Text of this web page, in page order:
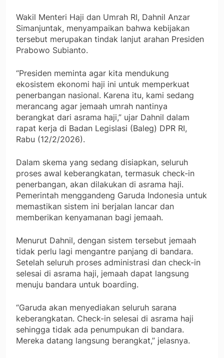
Wakil Menteri Haji dan Umrah RI, Dahnil Anzar
Simanjuntak, menyampaikan bahwa kebijakan
tersebut merupakan tindak lanjut arahan Presiden
Prabowo Subianto.
“Presiden meminta agar kita mendukung
ekosistem ekonomi haji ini untuk memperkuat
penerbangan nasional. Karena itu, kami sedang
merancang agar jemaah umrah nantinya
berangkat dari asrama haji,” ujar Dahnil dalam
rapat kerja di Badan Legislasi (Baleg) DPR RI,
Rabu (12/2/2026).
Dalam skema yang sedang disiapkan, seluruh
proses awal keberangkatan, termasuk check-in
penerbangan, akan dilakukan di asrama haji.
Pemerintah menggandeng Garuda Indonesia untuk
memastikan sistem ini berjalan lancar dan
memberikan kenyamanan bagi jemaah.
Menurut Dahnil, dengan sistem tersebut jemaah
tidak perlu lagi mengantre panjang di bandara.
Setelah seluruh proses administrasi dan check-in
selesai di asrama haji, jemaah dapat langsung
menuju bandara untuk boarding.
“Garuda akan menyediakan seluruh sarana
keberangkatan. Check-in selesai di asrama haji
sehingga tidak ada penumpukan di bandara.
Mereka datang langsung berangkat,” jelasnya.